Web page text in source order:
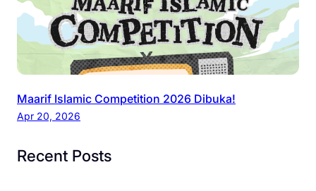
Maarif Islamic Competition 2026 Dibuka!
Apr 20, 2026
Recent Posts